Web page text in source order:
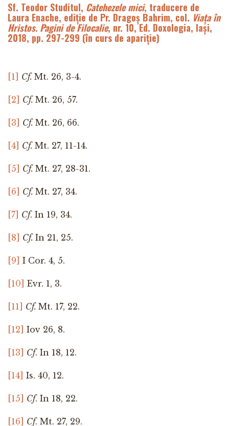
Sf. Teodor Studitul, Catehezele mici, traducere de
Laura Enache, ediție de Pr. Dragoș Bahrim, col. Viața în
Hristos. Pagini de Filocalie, nr. 10, Ed. Doxologia, Iași,
2018, pp. 297-299 (în curs de apariție)
[1] Cf. Mt. 26, 3-4.
[2] Cf. Mt. 26, 57.
[3] Cf. Mt. 26, 66.
[4] Cf. Mt. 27, 11-14.
[5] Cf. Mt. 27, 28-31.
[6] Cf. Mt. 27, 34.
[7] Cf. In 19, 34.
[8] Cf. In 21, 25.
[9] I Cor. 4, 5.
[10] Evr. 1, 3.
[11] Cf. Mt. 17, 22.
[12] Iov 26, 8.
[13] Cf. In 18, 12.
[14] Is. 40, 12.
[15] Cf. In 18, 22.
[16] Cf. Mt. 27, 29.